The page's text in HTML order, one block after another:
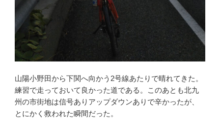
山陽小野田から下関へ向かう2号線あたりで晴れてきた。
練習で走っておいて良かった道である。このあとも北九
州の市街地は信号ありアップダウンありで辛かったが、
とにかく救われた瞬間だった。